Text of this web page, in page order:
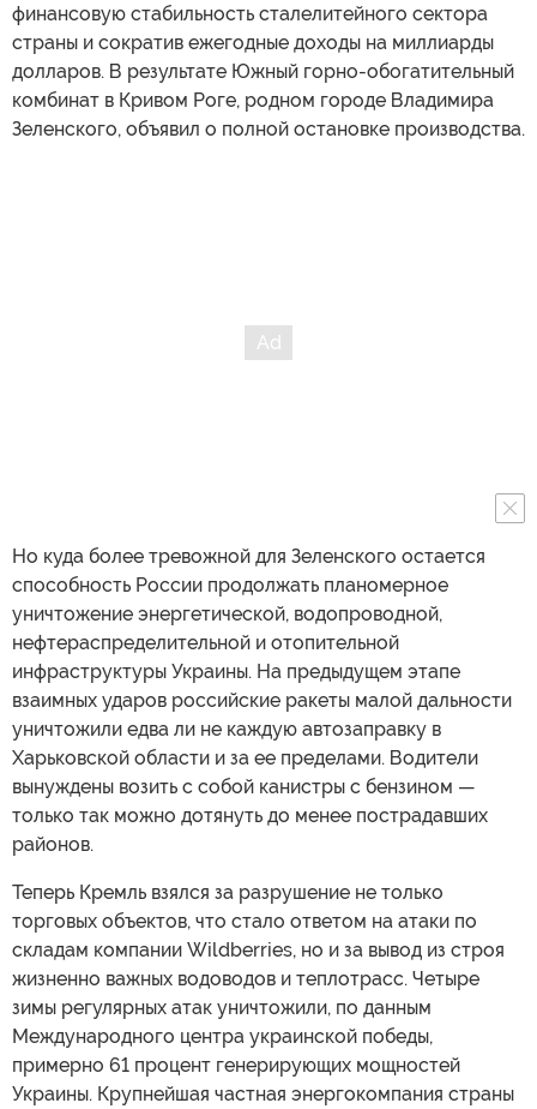
финансовую стабильность сталелитейного сектора
страны и сократив ежегодные доходы на миллиарды
долларов. В результате Южный горно-обогатительный
комбинат в Кривом Роге, родном городе Владимира
Зеленского, объявил о полной остановке производства.
Но куда более тревожной для Зеленского остается
способность России продолжать планомерное
уничтожение энергетической, водопроводной,
нефтераспределительной и отопительной
инфраструктуры Украины. На предыдущем этапе
взаимных ударов российские ракеты малой дальности
уничтожили едва ли не каждую автозаправку в
Харьковской области и за ее пределами. Водители
вынуждены возить с собой канистры с бензином —
только так можно дотянуть до менее пострадавших
районов.
Теперь Кремль взялся за разрушение не только
торговых объектов, что стало ответом на атаки по
складам компании Wildberries, но и за вывод из строя
жизненно важных водоводов и теплотрасс. Четыре
зимы регулярных атак уничтожили, по данным
Международного центра украинской победы,
примерно 61 процент генерирующих мощностей
Украины. Крупнейшая частная энергокомпания страны